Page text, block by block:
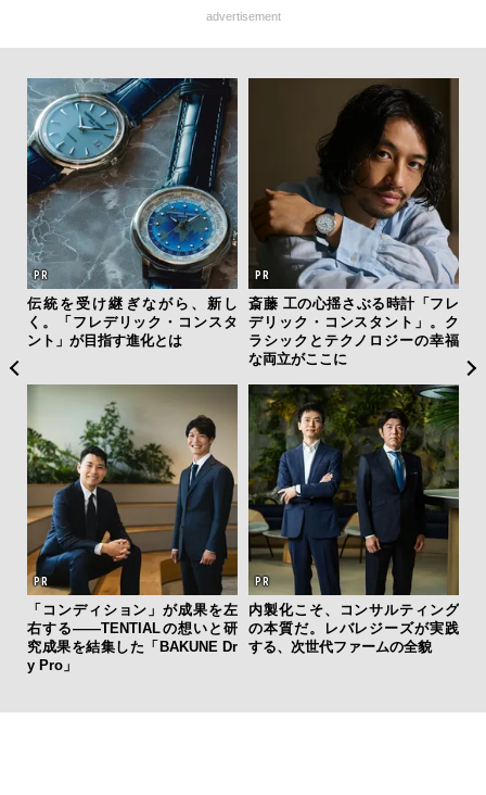
advertisement
伝統を受け継ぎながら、新し
く。「フレデリック・コンスタ
ント」が目指す進化とは
斎藤 工の心揺さぶる時計「フレ
デリック・コンスタント」。ク
ラシックとテクノロジーの幸福
な両立がここに
「コンディション」が成果を左
右する——TENTIALの想いと研
究成果を結集した「BAKUNE Dr
y Pro」
内製化こそ、コンサルティング
の本質だ。レバレジーズが実践
する、次世代ファームの全貌